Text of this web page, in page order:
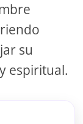
su
espiritual.